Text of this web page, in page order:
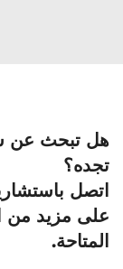
هل تبحث عن
تجده؟
اتصل
على مزيد من
المتاحة.